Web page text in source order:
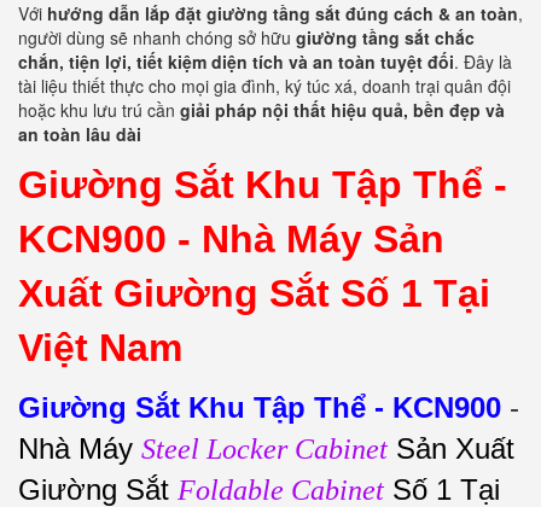
Với hướng dẫn lắp đặt giường tầng sắt đúng cách & an toàn,
người dùng sẽ nhanh chóng sở hữu giường tầng sắt chắc
chắn, tiện lợi, tiết kiệm diện tích và an toàn tuyệt đối. Đây là
tài liệu thiết thực cho mọi gia đình, ký túc xá, doanh trại quân đội
hoặc khu lưu trú cần giải pháp nội thất hiệu quả, bền đẹp và
an toàn lâu dài
Giường Sắt Khu Tập Thể -
KCN900 - Nhà Máy Sản
Xuất Giường Sắt Số 1 Tại
Việt Nam
Giường Sắt Khu Tập Thể - KCN900 -
Nhà Máy Steel Locker Cabinet Sản Xuất
Giường Sắt Foldable Cabinet Số 1 Tại